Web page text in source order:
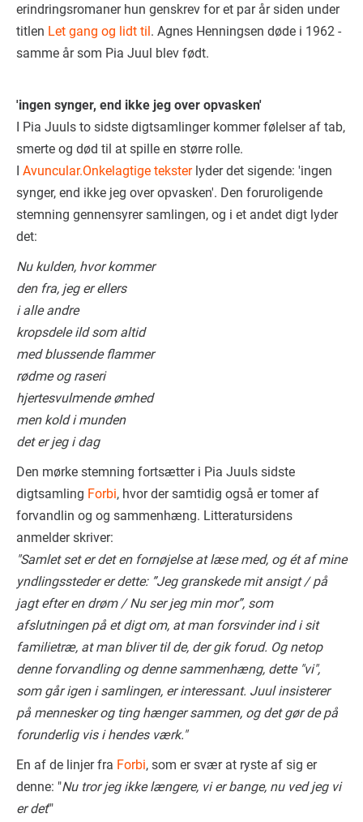
erindringsromaner hun genskrev for et par år siden under
titlen Let gang og lidt til. Agnes Henningsen døde i 1962 -
samme år som Pia Juul blev født.
'ingen synger, end ikke jeg over opvasken'
I Pia Juuls to sidste digtsamlinger kommer følelser af tab,
smerte og død til at spille en større rolle.
I Avuncular.Onkelagtige teksterlyder det sigende: 'ingen
synger, end ikke jeg over opvasken'. Den foruroligende
stemning gennensyrer samlingen, og i et andet digt lyder
det:
Nu kulden, hvor kommer
den fra, jeg er ellers
i alle andre
kropsdele ild som altid
med blussende flammer
rødme og raseri
hjertesvulmende ømhed
men kold i munden
det er jeg i dag
Den mørke stemning fortsætter i Pia Juuls sidste
digtsamling Forbi, hvor der samtidig også er tomer af
forvandlin og og sammenhæng. Litteratursidens
anmelder skriver:
"Samlet set er det en fornøjelse at læse med, og ét af mine
yndlingssteder er dette: ”Jeg granskede mit ansigt / på
jagt efter en drøm / Nu ser jeg min mor”, som
afslutningen på et digt om, at man forsvinder ind i sit
familietræ, at man bliver til de, der gik forud. Og netop
denne forvandling og denne sammenhæng, dette "vi",
som går igen i samlingen, er interessant. Juul insisterer
på mennesker og ting hænger sammen, og det gør de på
forunderlig vis i hendes værk."
En af de linjer fra Forbi, som er svær at ryste af sig er
denne: "Nu tror jeg ikke længere, vi er bange, nu ved jeg vi
er det'"